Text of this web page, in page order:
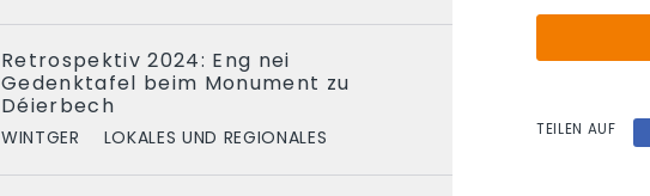
Retrospektiv 2024: Eng nei
Gedenktafel beim Monument zu
Déierbech
WINTGER LOKALES UND REGIONALES TEILEN AUF